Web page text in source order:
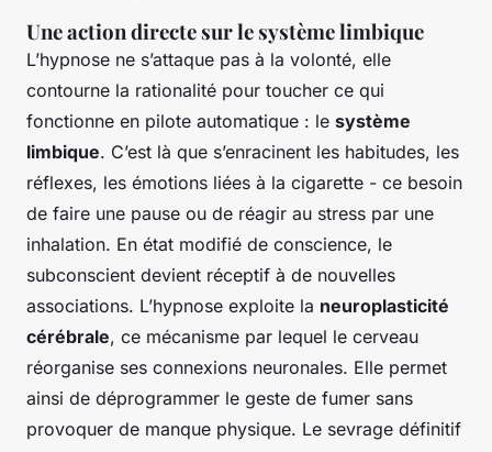
Une action directe sur le système limbique
L’hypnose ne s’attaque pas à la volonté, elle
contourne la rationalité pour toucher ce qui
fonctionne en pilote automatique : le système
limbique. C’est là que s’enracinent les habitudes, les
réflexes, les émotions liées à la cigarette - ce besoin
de faire une pause ou de réagir au stress par une
inhalation. En état modifié de conscience, le
subconscient devient réceptif à de nouvelles
associations. L’hypnose exploite la neuroplasticité
cérébrale, ce mécanisme par lequel le cerveau
réorganise ses connexions neuronales. Elle permet
ainsi de déprogrammer le geste de fumer sans
provoquer de manque physique. Le sevrage définitif